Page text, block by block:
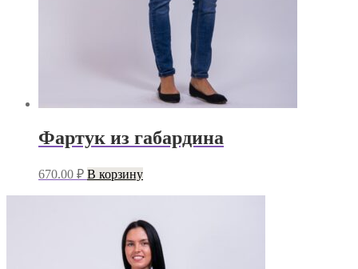
Фартук из габардина
670.00 ₽ В корзину